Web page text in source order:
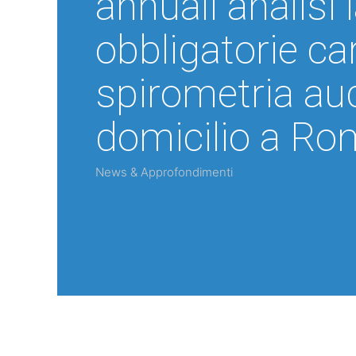
obbligatorie
spirometria
domicilio a
News & Approfondimenti